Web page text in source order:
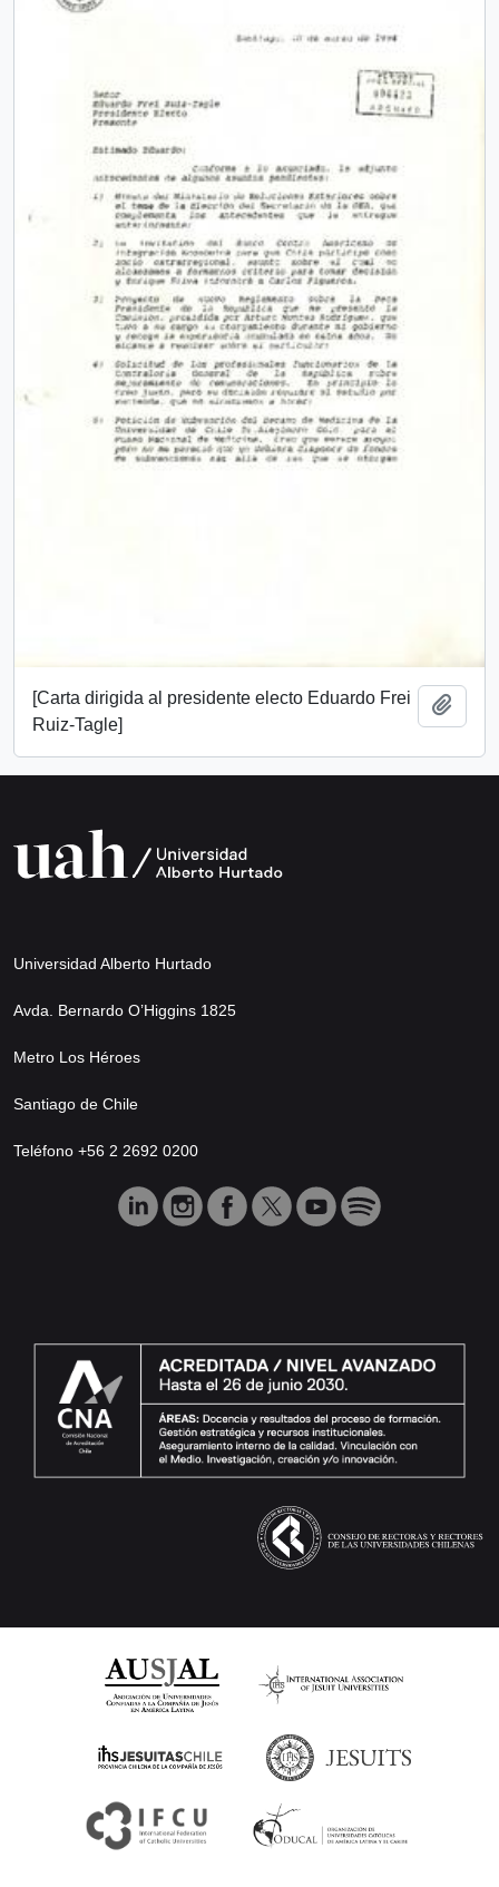
[Carta dirigida al presidente electo Eduardo Frei
Ruiz-Tagle]
Universidad Alberto Hurtado
Avda. Bernardo O’Higgins 1825
Metro Los Héroes
Santiago de Chile
Teléfono +56 2 2692 0200